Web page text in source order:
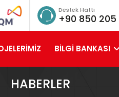
Destek Hattı
+90 850 205
BİLGİ BANKASI
HABERLER